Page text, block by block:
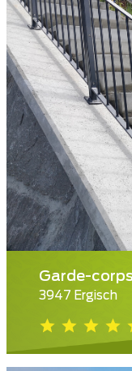
Garde-
3947 Ergisch